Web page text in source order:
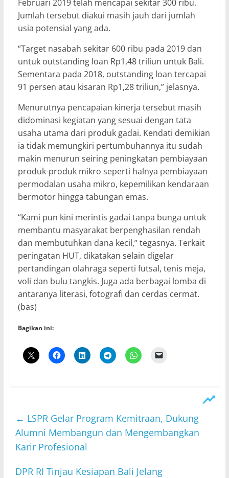
Februari 2019 telah mencapai sekitar 300 ribu.
Jumlah tersebut diakui masih jauh dari jumlah
usia potensial yang ada.
“Target nasabah sekitar 600 ribu pada 2019 dan
untuk outstanding loan Rp1,48 triliun untuk Bali.
Sementara pada 2018, outstanding loan tercapai
91 persen atau kisaran Rp1,28 triliun,” jelasnya.
Menurutnya pencapaian kinerja tersebut masih
didominasi kegiatan yang sesuai dengan tata
usaha utama dari produk gadai. Kendati demikian
ia tidak memungkiri pertumbuhannya itu sudah
makin menurun seiring peningkatan pembiayaan
produk-produk mikro seperti halnya pembiayaan
permodalan usaha mikro, kepemilikan kendaraan
bermotor hingga tabungan emas.
“Kami pun kini merintis gadai tanpa bunga untuk
membantu masyarakat berpenghasilan rendah
dan membutuhkan dana kecil,” tegasnya. Terkait
peringatan HUT, dikatakan selain digelar
pertandingan olahraga seperti futsal, tenis meja,
voli dan bulu tangkis. Juga ada berbagai lomba di
antaranya literasi, fotografi dan cerdas cermat.
(bas)
Bagikan ini:
← LSPR Gelar Program Kemitraan, Dukung
Alumni Membangun dan Mengembangkan
Karir Profesional ​​
DPR RI Tinjau Kesiapan Bali Jelang